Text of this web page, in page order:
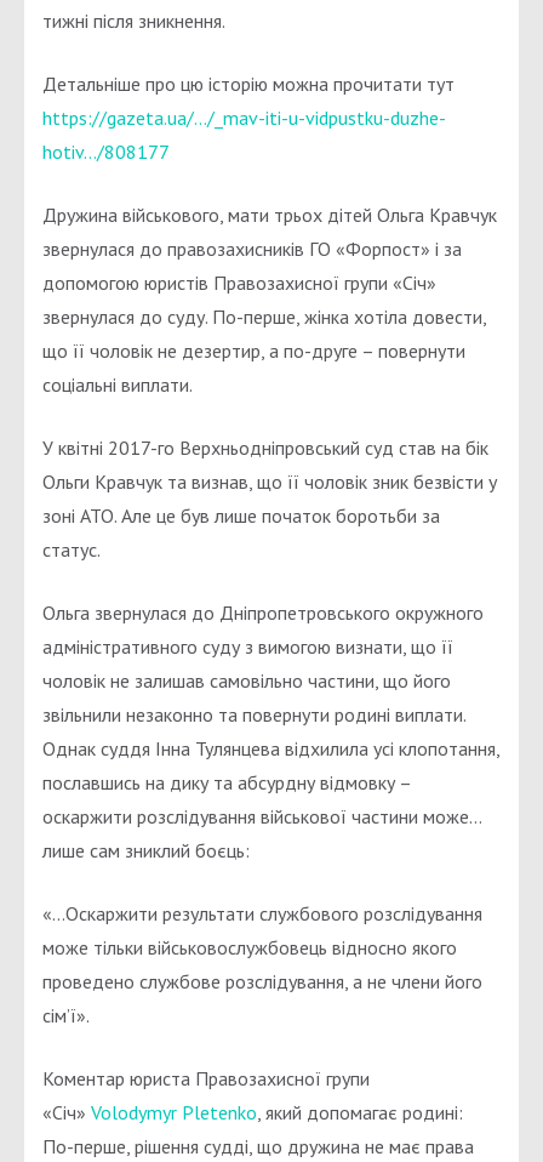
тижні після зникнення.
Детальніше про цю історію можна прочитати тут
https://gazeta.ua/…/_mav-iti-u-vidpustku-duzhe-
hotiv…/808177
Дружина військового, мати трьох дітей Ольга Кравчук
звернулася до правозахисників ГО «Форпост» і за
допомогою юристів Правозахисної групи «Січ»
звернулася до суду. По-перше, жінка хотіла довести,
що її чоловік не дезертир, а по-друге – повернути
соціальні виплати.
У квітні 2017-го Верхньодніпровський суд став на бік
Ольги Кравчук та визнав, що її чоловік зник безвісти у
зоні АТО. Але це був лише початок боротьби за
статус.
Ольга звернулася до Дніпропетровського окружного
адміністративного суду з вимогою визнати, що її
чоловік не залишав самовільно частини, що його
звільнили незаконно та повернути родині виплати.
Однак суддя Інна Тулянцева відхилила усі клопотання,
пославшись на дику та абсурдну відмовку –
оскаржити розслідування військової частини може…
лише сам зниклий боєць:
«…Оскаржити результати службового розслідування
може тільки військовослужбовець відносно якого
проведено службове розслідування, а не члени його
сім’ї».
Коментар юриста Правозахисної групи
«Січ» Volodymyr Pletenko , який допомагає родині:
По-перше, рішення судді, що дружина не має права